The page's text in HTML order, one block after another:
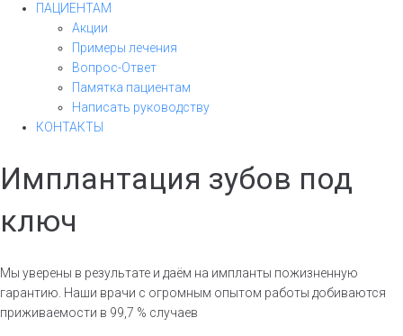
ПАЦИЕНТАМ
Акции
Примеры лечения
Вопрос-Ответ
Памятка пациентам
Написать руководству
КОНТАКТЫ
Имплантация зубов под
ключ
Мы уверены в результате и даём на импланты пожизненную
гарантию. Наши врачи с огромным опытом работы добиваются
приживаемости в 99,7 % случаев